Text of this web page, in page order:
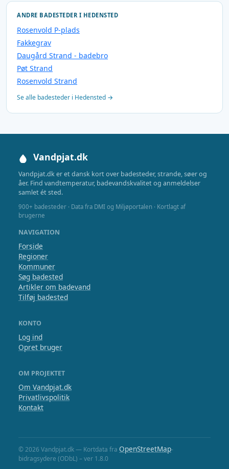
ANDRE BADESTEDER I HEDENSTED
Rosenvold P-plads
Fakkegrav
Daugård Strand - badebro
Pøt Strand
Rosenvold Strand
Se alle badesteder i Hedensted →
Vandpjat.dk
Vandpjat.dk er et dansk kort over badesteder, strande, søer og
åer. Find vandtemperatur, badevandskvalitet og anmeldelser
samlet ét sted.
900+ badesteder · Data fra DMI og Miljøportalen · Kortlagt af
brugerne
NAVIGATION
Forside
Regioner
Kommuner
Søg badested
Artikler om badevand
Tilføj badested
KONTO
Log ind
Opret bruger
OM PROJEKTET
Om Vandpjat.dk
Privatlivspolitik
Kontakt
© 2026 Vandpjat.dk — Kortdata fra OpenStreetMap-
bidragsydere (ODbL) – ver 1.8.0